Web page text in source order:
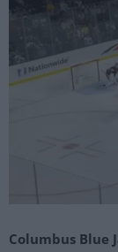
Columbus Blue